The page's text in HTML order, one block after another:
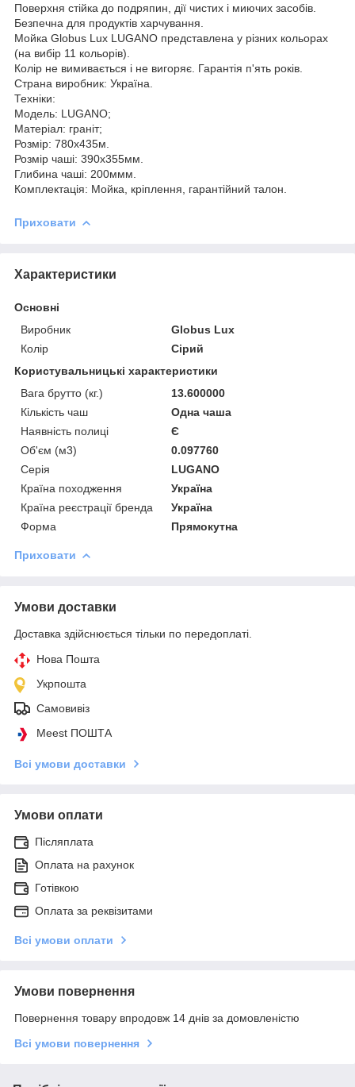
Поверхня стійка до подряпин, дії чистих і миючих засобів.
Безпечна для продуктів харчування.
Мойка Globus Lux LUGANO представлена у різних кольорах
(на вибір 11 кольорів).
Колір не вимивається і не вигоряє. Гарантія п'ять років.
Страна виробник: Україна.
Техніки:
Модель: LUGANO;
Матеріал: граніт;
Розмір: 780x435м.
Розмір чаші: 390x355мм.
Глибина чаші: 200ммм.
Комплектація: Мойка, кріплення, гарантійний талон.
Приховати
Характеристики
Основні
Виробник
Globus Lux
Колір
Сірий
Користувальницькі характеристики
Вага брутто (кг.)
13.600000
Кількість чаш
Одна чаша
Наявність полиці
Є
Об'єм (м3)
0.097760
Серія
LUGANO
Країна походження
Україна
Країна реєстрації бренда
Україна
Форма
Прямокутна
Приховати
Умови доставки
Доставка здійснюється тільки по передоплаті.
Нова Пошта
Укрпошта
Самовивіз
Meest ПОШТА
Всі умови доставки
Умови оплати
Післяплата
Оплата на рахунок
Готівкою
Оплата за реквізитами
Всі умови оплати
Умови повернення
Повернення товару впродовж 14 днів за домовленістю
Всі умови повернення